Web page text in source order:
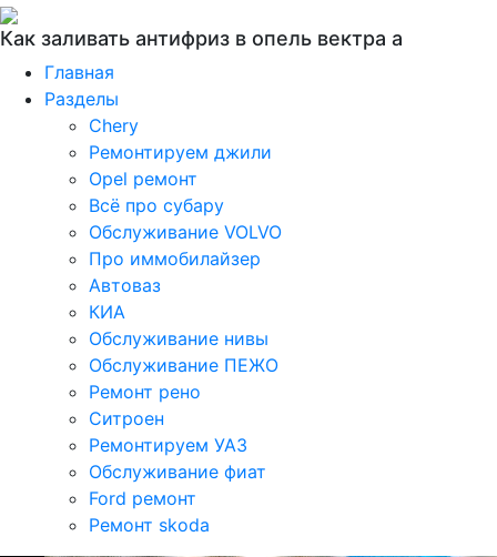
Как заливать антифриз в опель вектра а
Главная
Разделы
Chery
Ремонтируем джили
Opel ремонт
Всё про субару
Обслуживание VOLVO
Про иммобилайзер
Автоваз
КИА
Обслуживание нивы
Обслуживание ПЕЖО
Ремонт рено
Ситроен
Ремонтируем УАЗ
Обслуживание фиат
Ford ремонт
Ремонт skoda